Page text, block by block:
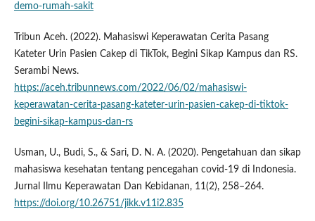
demo-rumah-sakit
Tribun Aceh. (2022). Mahasiswi Keperawatan Cerita Pasang
Kateter Urin Pasien Cakep di TikTok, Begini Sikap Kampus dan RS.
Serambi News.
https://aceh.tribunnews.com/2022/06/02/mahasiswi-
keperawatan-cerita-pasang-kateter-urin-pasien-cakep-di-tiktok-
begini-sikap-kampus-dan-rs
Usman, U., Budi, S., & Sari, D. N. A. (2020). Pengetahuan dan sikap
mahasiswa kesehatan tentang pencegahan covid-19 di Indonesia.
Jurnal Ilmu Keperawatan Dan Kebidanan, 11(2), 258–264.
https://doi.org/10.26751/jikk.v11i2.835